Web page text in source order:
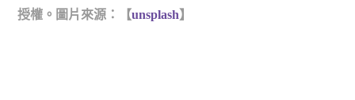
授權。圖片來源：【unsplash】